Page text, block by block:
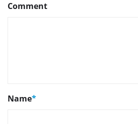
Comment
Name*